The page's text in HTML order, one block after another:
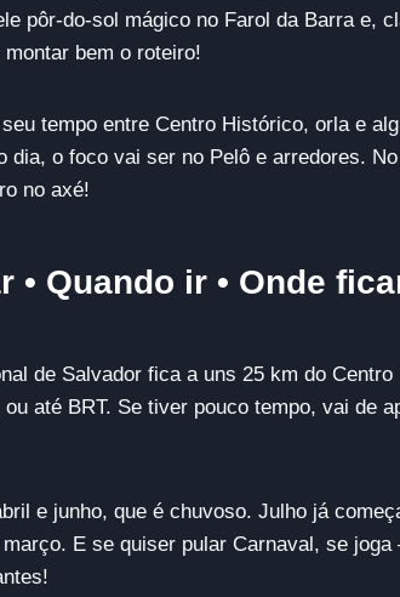
pôr-do-sol mágico no Farol da Barra e,
bem o roteiro!
tempo entre Centro Histórico, orla e
dia, o foco vai ser no Pelô e arredores.
no axé!
• Quando ir • Onde
de Salvador fica a uns 25 km do
até BRT. Se tiver pouco tempo, vai de
e junho, que é chuvoso. Julho já
E se quiser pular Carnaval, se